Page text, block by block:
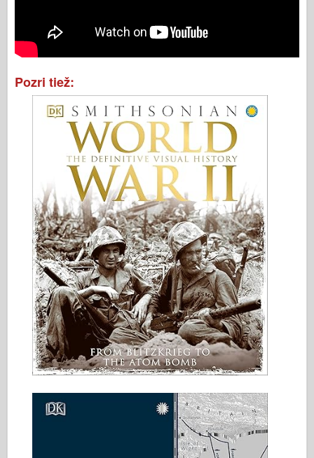
Pozri tiež: